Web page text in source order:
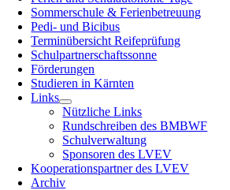
Sommerschule & Ferienbetreuung
Pedi- und Bicibus
Terminübersicht Reifeprüfung
Schulpartnerschaftssonne
Förderungen
Studieren in Kärnten
Links
Nützliche Links
Rundschreiben des BMBWF
Schulverwaltung
Sponsoren des LVEV
Kooperationspartner des LVEV
Archiv